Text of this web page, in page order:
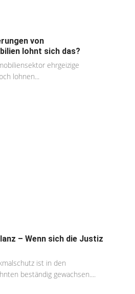
von
lohnt sich das?
ehrgeizige
lohnen...
– Wenn sich die Justiz
ist in den
beständig gewachsen....